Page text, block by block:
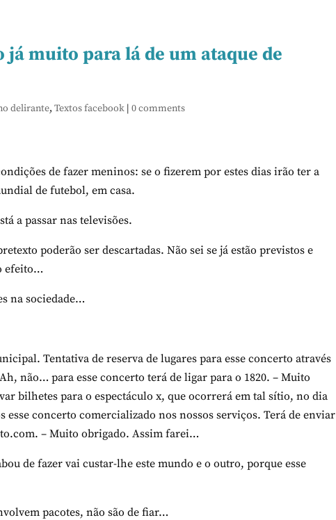
muito para lá de um ataque de
delirante, Textos facebook | 0 comments
de fazer meninos: se o fizerem por estes dias irão ter a
de futebol, em casa.
a passar nas televisões.
poderão ser descartadas. Não sei se já estão previstos e
efeito…
na sociedade…
Tentativa de reserva de lugares para esse concerto através
não… para esse concerto terá de ligar para o 1820. – Muito
bilhetes para o espectáculo x, que ocorrerá em tal sítio, no dia
esse concerto comercializado nos nossos serviços. Terá de enviar
– Muito obrigado. Assim farei…
de fazer vai custar-lhe este mundo e o outro, porque esse
pacotes, não são de fiar…